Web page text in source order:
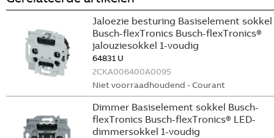
Jaloezie besturing Basiselement sokkel
Busch-flexTronics Busch-flexTronics®
jalouziesokkel 1-voudig
64831 U
2CKA006400A0095
Niet voorraadhoudend - Courant
Dimmer Basiselement sokkel Busch-
flexTronics Busch-flexTronics® LED-
dimmersokkel 1-voudig